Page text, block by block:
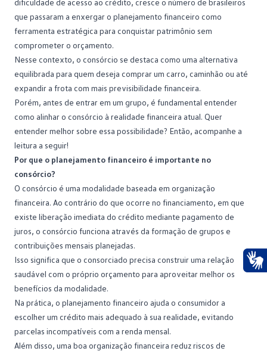
que passaram a enxergar o planejamento financeiro como
ferramenta estratégica para conquistar patrimônio sem
comprometer o orçamento.
Nesse contexto, o consórcio se destaca como uma alternativa
equilibrada para quem deseja comprar um carro, caminhão ou até
expandir a frota com mais previsibilidade financeira.
Porém, antes de entrar em um grupo, é fundamental entender
como alinhar o consórcio à realidade financeira atual. Quer
entender melhor sobre essa possibilidade? Então, acompanhe a
leitura a seguir!
Por que o planejamento financeiro é importante no
consórcio?
O consórcio é uma modalidade baseada em organização
financeira. Ao contrário do que ocorre no financiamento, em que
existe liberação imediata do crédito mediante pagamento de
juros, o consórcio funciona através da formação de grupos e
contribuições mensais planejadas.
Isso significa que o consorciado precisa construir uma relação
saudável com o próprio orçamento para aproveitar melhor os
benefícios da modalidade.
Na prática, o planejamento financeiro ajuda o consumidor a
escolher um crédito mais adequado à sua realidade, evitando
parcelas incompatíveis com a renda mensal.
Além disso, uma boa organização financeira reduz riscos de